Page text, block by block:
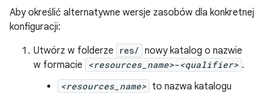
Aby określić alternatywne wersje zasobów dla konkretnej
konfiguracji:
Utwórz w folderze
res/ nowy katalog o nazwie
w formacie
<resources_name>-<qualifier> .
<resources_name> to nazwa katalogu